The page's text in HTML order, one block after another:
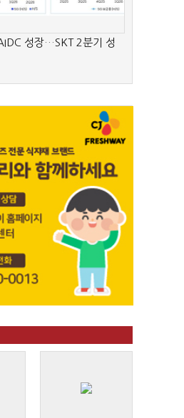
성장…SKT 2분기 성